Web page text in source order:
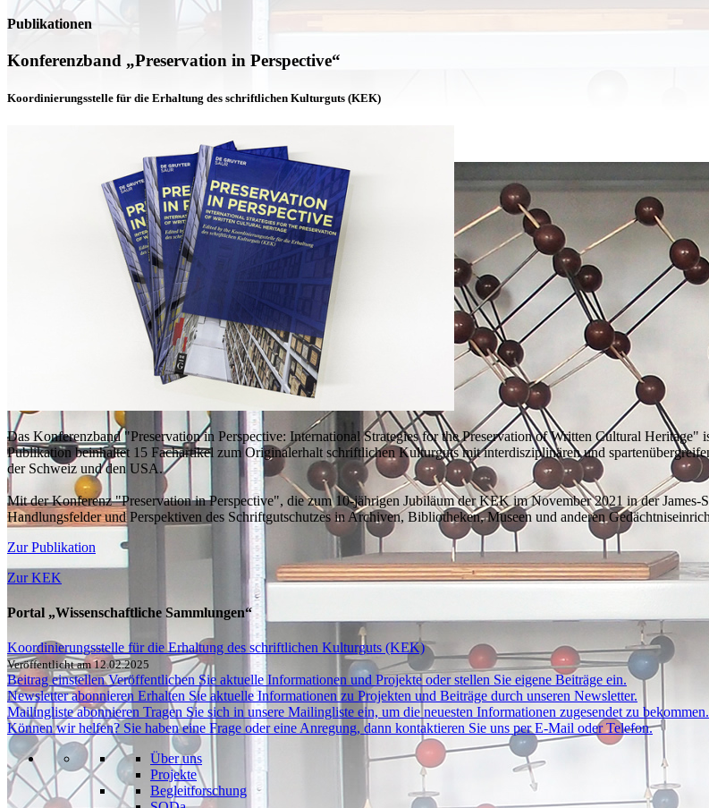
Publikationen
Konferenzband „Preservation in Perspective“
Koordinierungsstelle für die Erhaltung des schriftlichen Kulturguts (KEK)
Das Konferenzband "Preservation in Perspective: International Strategies for the Preservation of Written Cultural
Publikation beinhaltet 15 Fachartikel zum Originalerhalt schriftlichen Kulturguts mit interdisziplinären und
der Schweiz und den USA.
Mit der Konferenz "Preservation in Perspective", die zum 10-jährigen Jubiläum der KEK im November 2021 in der
Handlungsfelder und Perspektiven des Schriftgutschutzes in Archiven, Bibliotheken, Museen und anderen
Zur Publikation
Zur KEK
Portal „Wissenschaftliche Sammlungen“
Koordinierungsstelle für die Erhaltung des schriftlichen Kulturguts (KEK)
Veröffentlicht am 12.02.2025
Beitrag einstellen Veröffentlichen Sie aktuelle Informationen und Projekte oder stellen Sie eigene Beiträge ein.
Newsletter abonnieren Erhalten Sie aktuelle Informationen zu Projekten und Beiträge durch unseren Newsletter.
Mailingliste abonnieren Tragen Sie sich in unsere Mailingliste ein, um die neuesten Informationen zugesendet zu bekommen.
Können wir helfen? Sie haben eine Frage oder eine Anregung, dann kontaktieren Sie uns per E-Mail oder Telefon.
Über uns
Projekte
Begleitforschung